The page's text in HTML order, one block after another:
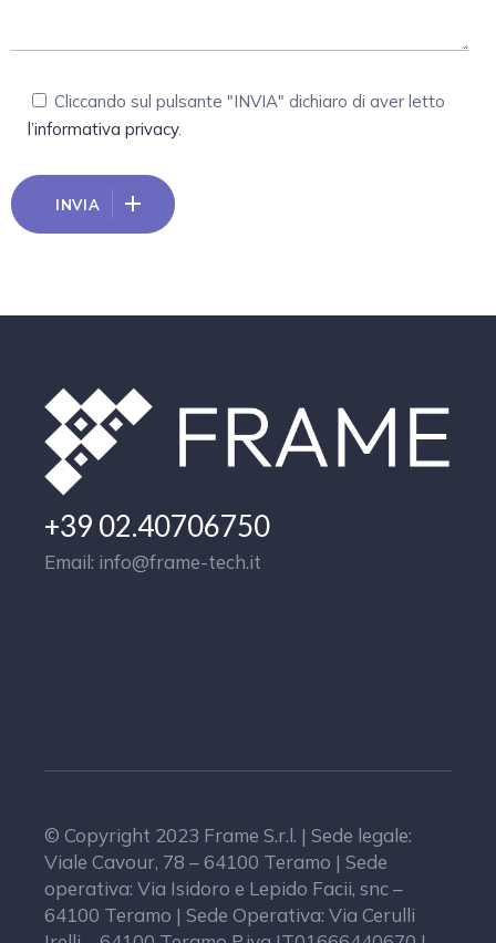
Cliccando sul pulsante "INVIA" dichiaro di aver letto
l’informativa privacy.
INVIA
+39 02.40706750
Email: info@frame-tech.it
© Copyright 2023 Frame S.r.l. | Sede legale:
Viale Cavour, 78 – 64100 Teramo | Sede
operativa: Via Isidoro e Lepido Facii, snc –
64100 Teramo | Sede Operativa: Via Cerulli